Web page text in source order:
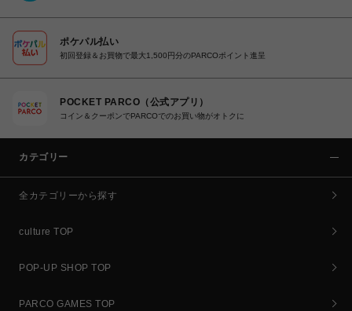
ポケパル払い
初回登録＆お買物で最大1,500円分のPARCOポイント進呈
POCKET PARCO（公式アプリ）
コイン＆クーポンでPARCOでのお買い物がオトクに
カテゴリー
全カテゴリーから探す
culture TOP
POP-UP SHOP TOP
PARCO GAMES TOP